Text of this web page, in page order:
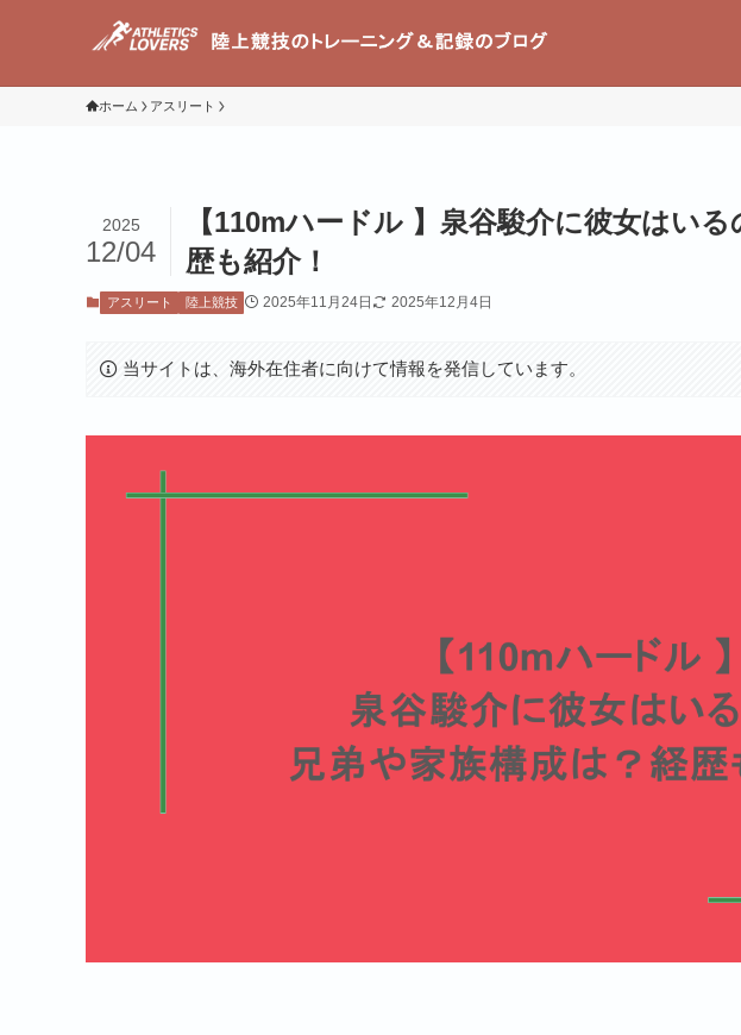
ホーム アスリート
【110mハードル 】泉谷駿介に彼女はい
歴も紹介！
2025
12/04
アスリート 陸上競技 2025年11月24日 2025年12月4日
当サイトは、海外在住者に向けて情報を発信しています。